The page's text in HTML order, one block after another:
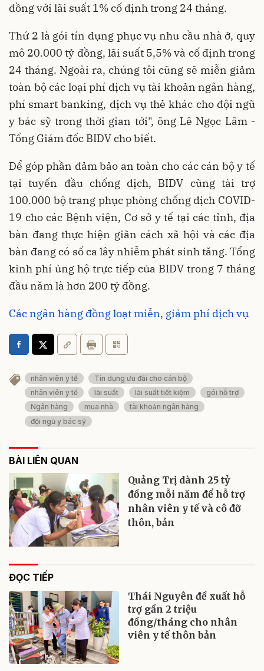
đồng với lãi suất 1% cố định trong 24 tháng.
Thứ 2 là gói tín dụng phục vụ nhu cầu nhà ở, quy
mô 20.000 tỷ đồng, lãi suất 5,5% và cố định trong
24 tháng. Ngoài ra, chúng tôi cũng sẽ miễn giảm
toàn bộ các loại phí dịch vụ tài khoản ngân hàng,
phí smart banking, dịch vụ thẻ khác cho đội ngũ
y bác sỹ trong thời gian tới", ông Lê Ngọc Lâm -
Tổng Giám đốc BIDV cho biết.
Để góp phần đảm bảo an toàn cho các cán bộ y tế
tại tuyến đầu chống dịch, BIDV cũng tài trợ
100.000 bộ trang phục phòng chống dịch COVID-
19 cho các Bệnh viện, Cơ sở y tế tại các tỉnh, địa
bàn đang thực hiện giãn cách xã hội và các địa
bàn đang có số ca lây nhiễm phát sinh tăng. Tổng
kinh phí ủng hộ trực tiếp của BIDV trong 7 tháng
đầu năm là hơn 200 tỷ đồng.
Các ngân hàng đồng loạt miễn, giảm phí dịch vụ
nhân viên y tế
Tín dụng ưu đãi cho cán bộ
nhân viên y tế
lãi suất lãi suất tiết kiệm
gói hỗ trợ
Ngân hàng
mua nhà
tài khoản ngân hàng
đội ngũ y bác sỹ
BÀI LIÊN QUAN
Quảng Trị dành 25 tỷ
đồng mỗi năm để hỗ trợ
nhân viên y tế và cô đỡ
thôn, bản
ĐỌC TIẾP
Thái Nguyên đề xuất hỗ
trợ gần 2 triệu
đồng/tháng cho nhân
viên y tế thôn bản